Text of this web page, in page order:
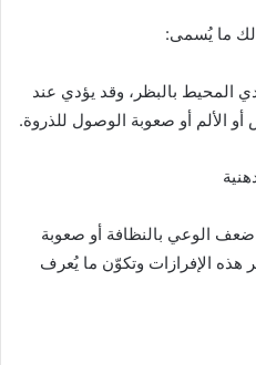
ما يُسمى:
المحيط بالبظر، وقد يؤدي عند
الألم أو صعوبة الوصول للذروة.
الوعي بالنظافة أو صعوبة
هذه الإفرازات وتكوّن ما يُعرف